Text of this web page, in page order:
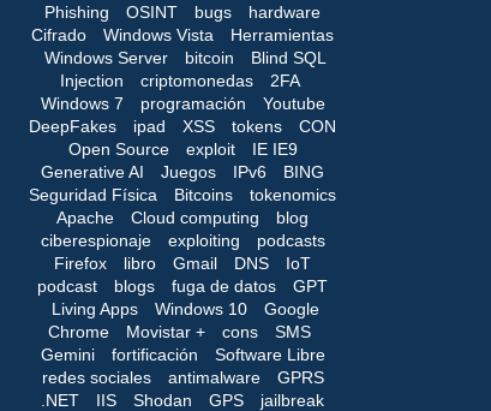
Phishing
OSINT bugs
hardware
Cifrado
Windows Vista
Herramientas
Windows Server
bitcoin
Blind SQL
Injection
criptomonedas
2FA
Windows 7
programación
Youtube
DeepFakes
ipad XSS tokens
CON
Open Source
exploit
IE IE9
Generative AI
Juegos IPv6
BING
Seguridad Física
Bitcoins
tokenomics
Apache
Cloud computing
blog
ciberespionaje
exploiting
podcasts
Firefox
libro Gmail DNS
IoT
podcast
blogs fuga de datos
GPT
Living Apps
Windows 10
Google
Chrome
Movistar + cons
SMS
Gemini
fortificación
Software Libre
redes sociales
antimalware
GPRS
.NET
IIS Shodan GPS
jailbreak